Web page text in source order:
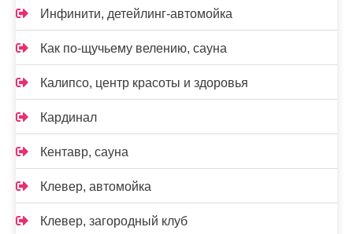
Инфинити, детейлинг-автомойка
Как по-щучьему велению, сауна
Калипсо, центр красоты и здоровья
Кардинал
Кентавр, сауна
Клевер, автомойка
Клевер, загородный клуб